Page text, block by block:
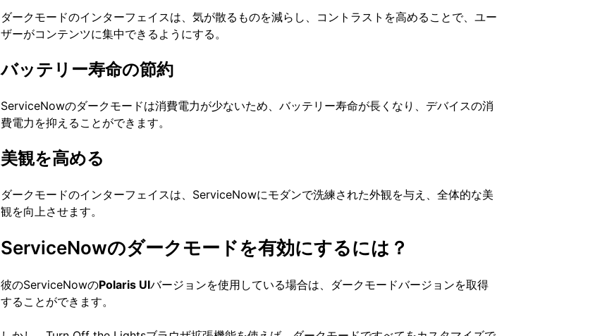
ダークモードのインターフェイスは、気が散るものを減らし、コントラストを高めることで、ユー
ザーがコンテンツに集中できるようにする。
バッテリー寿命の節約
ServiceNowのダークモードは消費電力が少ないため、バッテリー寿命が長くなり、デバイスの消
費電力を抑えることができます。
美観を高める
ダークモードのインターフェイスは、ServiceNowにモダンで洗練された外観を与え、全体的な美
観を向上させます。
ServiceNowのダークモードを有効にするには？
彼のServiceNowのPolaris UIバージョンを使用している場合は、ダークモードバージョンを取得
することができます。